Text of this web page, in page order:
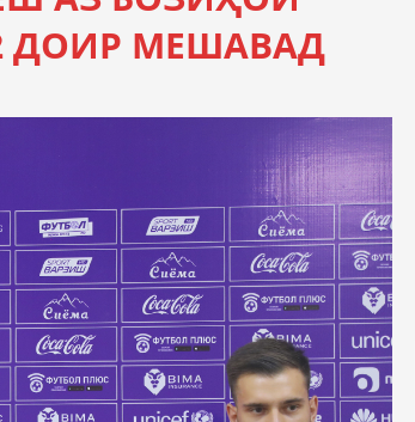
ДОИР МЕШАВАД